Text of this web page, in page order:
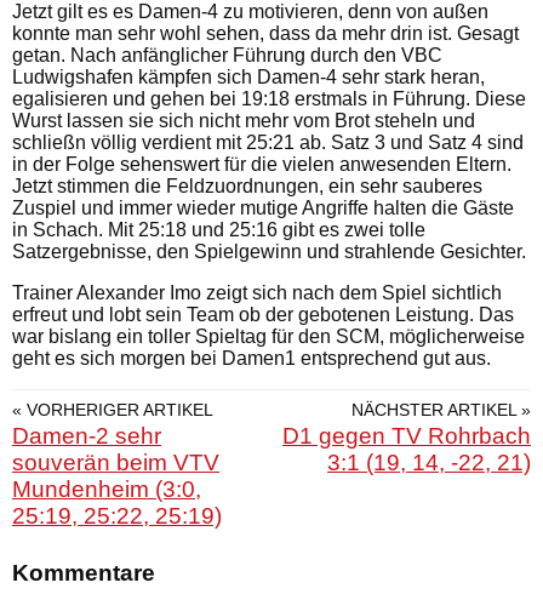
Jetzt gilt es es Damen-4 zu motivieren, denn von außen
konnte man sehr wohl sehen, dass da mehr drin ist. Gesagt
getan. Nach anfänglicher Führung durch den VBC
Ludwigshafen kämpfen sich Damen-4 sehr stark heran,
egalisieren und gehen bei 19:18 erstmals in Führung. Diese
Wurst lassen sie sich nicht mehr vom Brot steheln und
schließn völlig verdient mit 25:21 ab. Satz 3 und Satz 4 sind
in der Folge sehenswert für die vielen anwesenden Eltern.
Jetzt stimmen die Feldzuordnungen, ein sehr sauberes
Zuspiel und immer wieder mutige Angriffe halten die Gäste
in Schach. Mit 25:18 und 25:16 gibt es zwei tolle
Satzergebnisse, den Spielgewinn und strahlende Gesichter.
Trainer Alexander Imo zeigt sich nach dem Spiel sichtlich
erfreut und lobt sein Team ob der gebotenen Leistung. Das
war bislang ein toller Spieltag für den SCM, möglicherweise
geht es sich morgen bei Damen1 entsprechend gut aus.
« VORHERIGER ARTIKEL
Damen-2 sehr
souverän beim VTV
Mundenheim (3:0,
25:19, 25:22, 25:19)
NÄCHSTER ARTIKEL »
D1 gegen TV Rohrbach
3:1 (19, 14, -22, 21)
Kommentare